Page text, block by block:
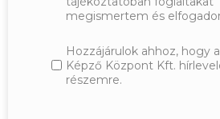
megismertem és
Hozzájárulok ahhoz, hogy
Képző Központ Kft.
részemre.